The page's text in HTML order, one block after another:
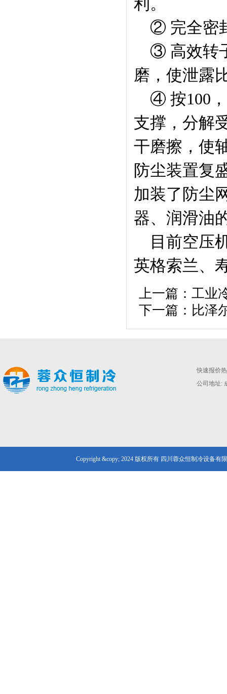
利。
② 完全密
③ 高效转
磨，使泄露
④ 按100，
支撑，分解
干磨擦，使
防尘装置复
加装了防尘
器、润滑油
目前空压
英格索兰、
上一篇：工业
下一篇： 比泽
快速报价
公司地址:
Copyright &copy; 2024 版权所有 四川蓉众恒制冷设备有